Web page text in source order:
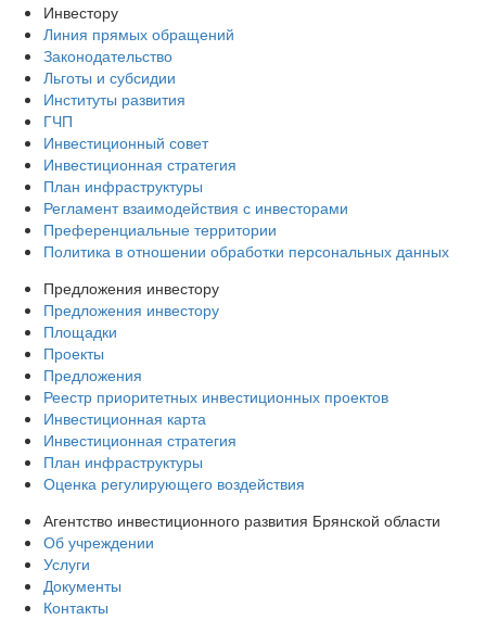
Инвестору
Линия прямых обращений
Законодательство
Льготы и субсидии
Институты развития
ГЧП
Инвестиционный совет
Инвестиционная стратегия
План инфраструктуры
Регламент взаимодействия с инвесторами
Преференциальные территории
Политика в отношении обработки персональных данных
Предложения инвестору
Предложения инвестору
Площадки
Проекты
Предложения
Реестр приоритетных инвестиционных проектов
Инвестиционная карта
Инвестиционная стратегия
План инфраструктуры
Оценка регулирующего воздействия
Агентство инвестиционного развития Брянской области
Об учреждении
Услуги
Документы
Контакты